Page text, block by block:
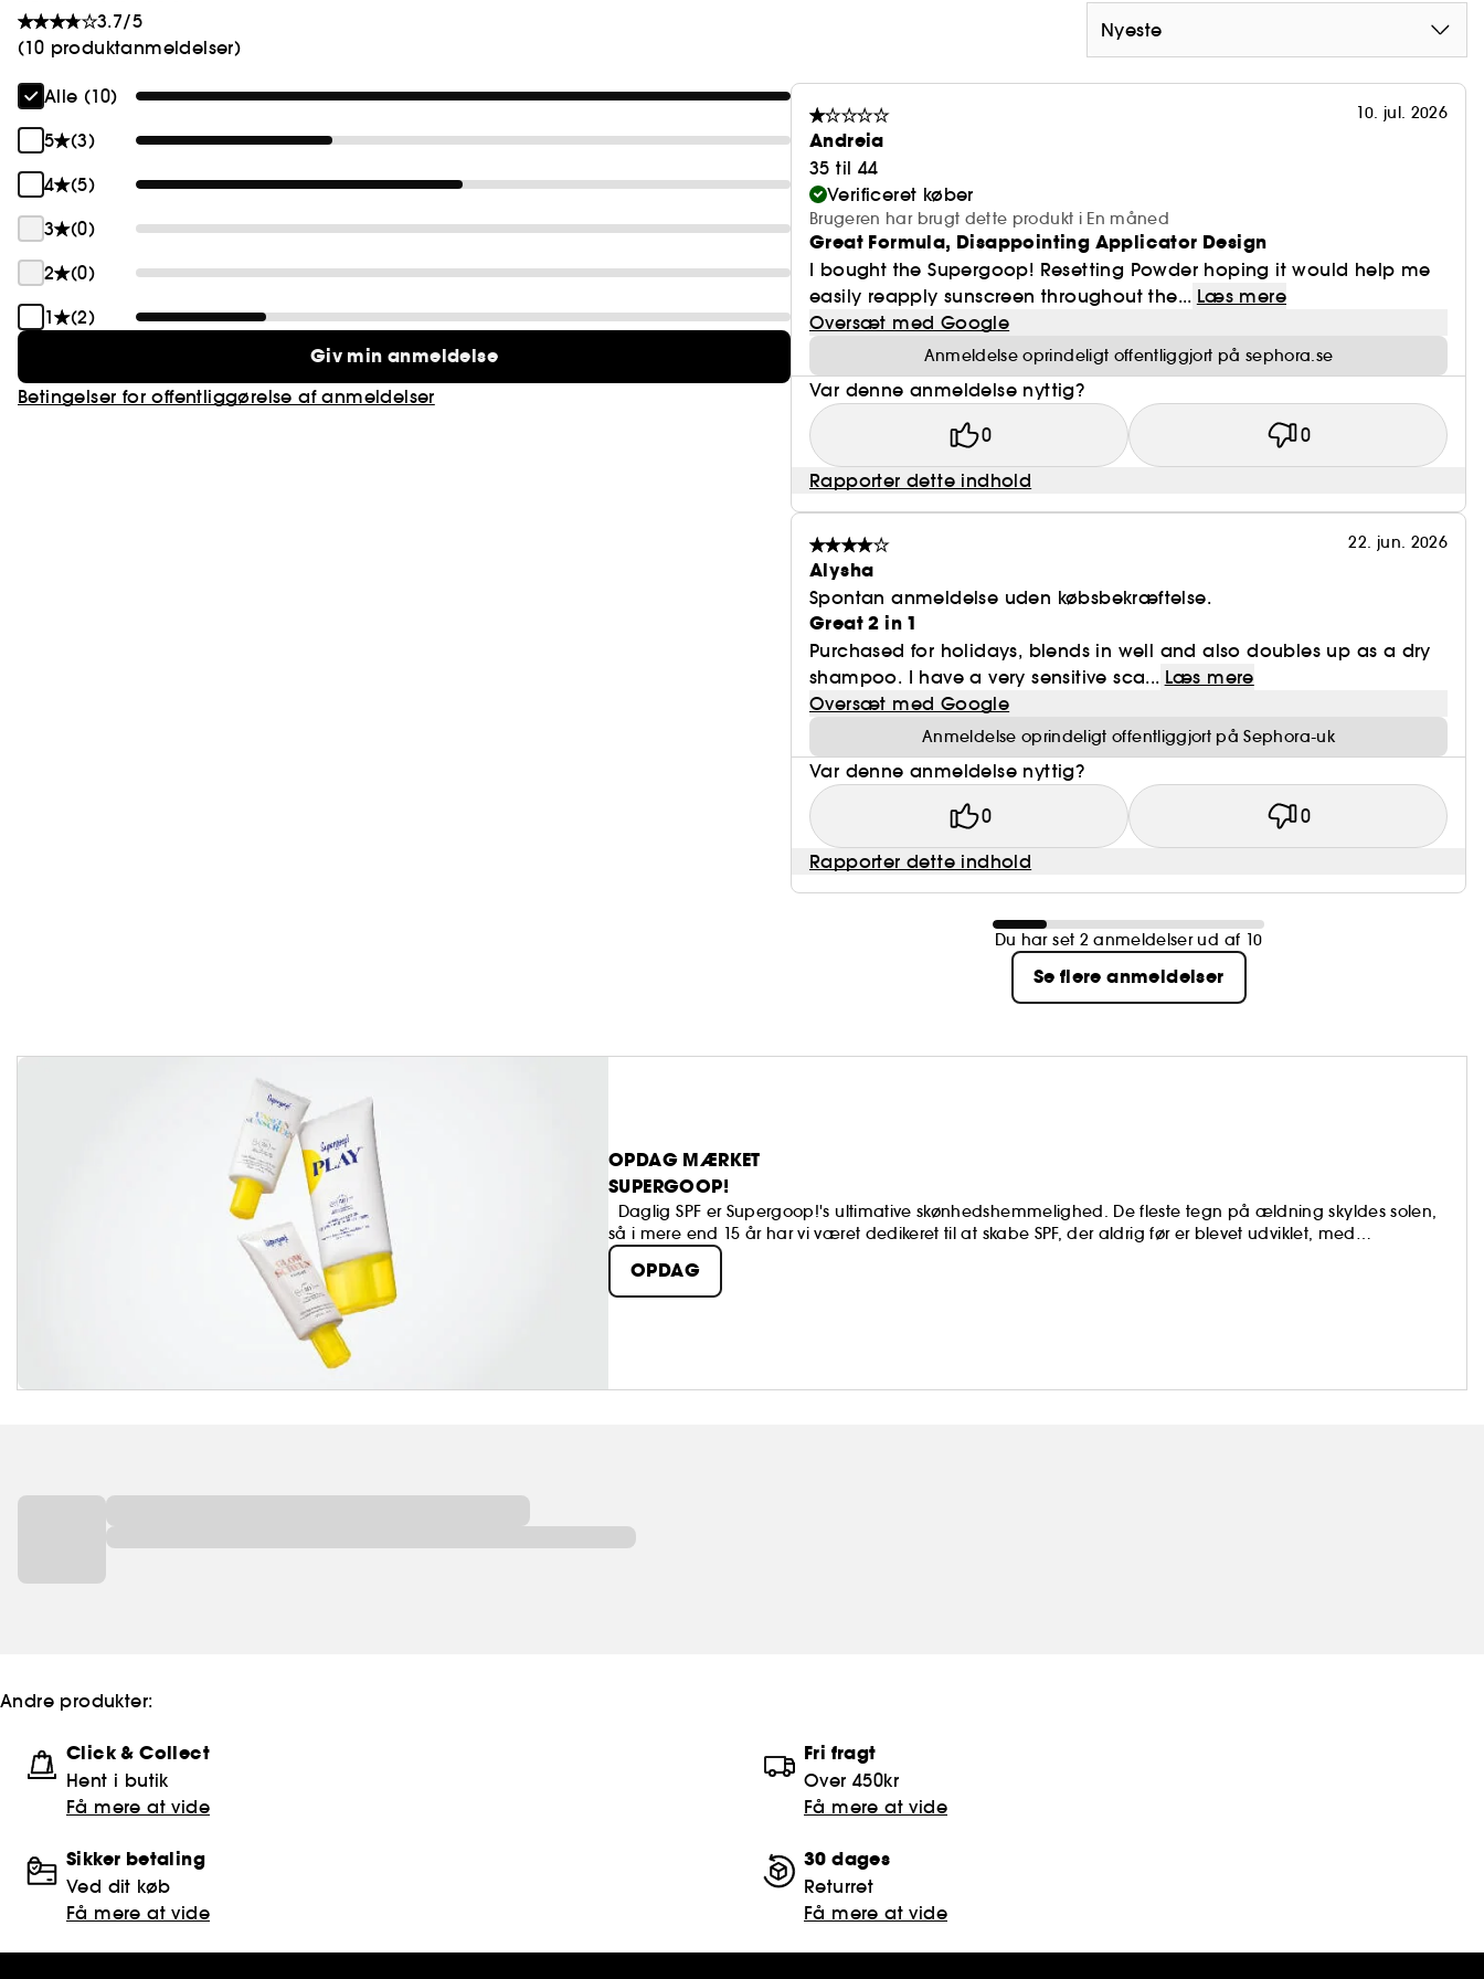
- Indbygget børste med superbløde børster og rodfri twist-lock.
- Til normal, tør, kombineret, sensitiv & fedtet hud.
Produkter fremstillet med ingredienser af naturlig oprindelse.
3.7/5
(10 produktanmeldelser)
Nyeste
Alle (10)
5
(3)
4
(5)
3
(0)
2
(0)
1
(2)
Giv min anmeldelse
Betingelser for offentliggørelse af anmeldelser
10. jul. 2026
Andreia
35 til 44
Verificeret køber
Brugeren har brugt dette produkt i En måned
Great Formula, Disappointing Applicator Design
I bought the Supergoop! Resetting Powder hoping it would help me
easily reapply sunscreen throughout the... Læs mere
Oversæt med Google
Anmeldelse oprindeligt offentliggjort på sephora.se
Var denne anmeldelse nyttig?
0 0
Rapporter dette indhold
22. jun. 2026
Alysha
Spontan anmeldelse uden købsbekræftelse.
Great 2 in 1
Purchased for holidays, blends in well and also doubles up as a dry
shampoo. I have a very sensitive sca... Læs mere
Oversæt med Google
Anmeldelse oprindeligt offentliggjort på Sephora-uk
Var denne anmeldelse nyttig?
0 0
Rapporter dette indhold
Du har set 2 anmeldelser ud af 10
Se flere anmeldelser
OPDAG MÆRKET
SUPERGOOP!
Daglig SPF er Supergoop!'s ultimative skønhedshemmelighed. De fleste tegn på ældning skyldes solen,
så i mere end 15 år har vi været dedikeret til at skabe SPF, der aldrig før er blevet udviklet, med
gennemtænkte ingredienser, der forbedrer din skønhedsrutine. Udforsk vores unikke muligheder og
løsninger til alle hudproblemer og livsstile, og opdag en SPF, som du virkelig vil elske at bruge. Hver. Dag.
Gennemtænkte ingredienser. Behagelige teksturer. Dermatologisk testet.
OPDAG
Andre produkter:
Click & Collect
Hent i butik
Få mere at vide
Fri fragt
Over 450kr
Få mere at vide
Sikker betaling
Ved dit køb
Få mere at vide
30 dages
Returret
Få mere at vide